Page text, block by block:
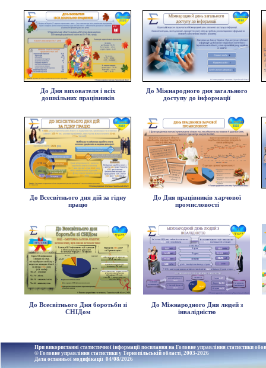
До Дня вихователя і всіх
дошкільних працівників
До Міжнародного дня загального
доступу до інформації
До Всесвітнього дня дій за гідну
працю
До Дня працівників харчової
промисловості
До Всесвітнього Дня боротьби зі
СНІДом
До Міжнародного Дня людей з
інвалідністю